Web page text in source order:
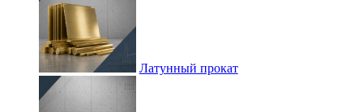
Латунный прокат